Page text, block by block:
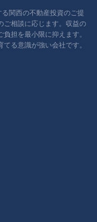
関西の不動産投資のご提
ご相談に応じます。収益の
担を最小限に抑えます。
る意識が強い会社です。